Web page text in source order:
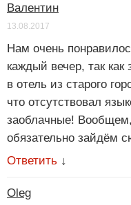
Валентин
13.08.2017
Нам очень
каждый вечер, так как
в отель из старого
что отсутствовал
заоблачные!
обязательно зайдём
Ответить ↓
Oleg